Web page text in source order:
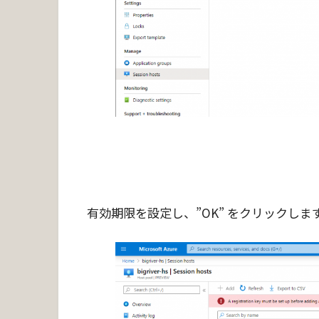
有効期限を設定し、”OK” をクリックしま